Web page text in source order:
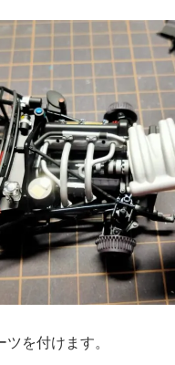
を付けます。